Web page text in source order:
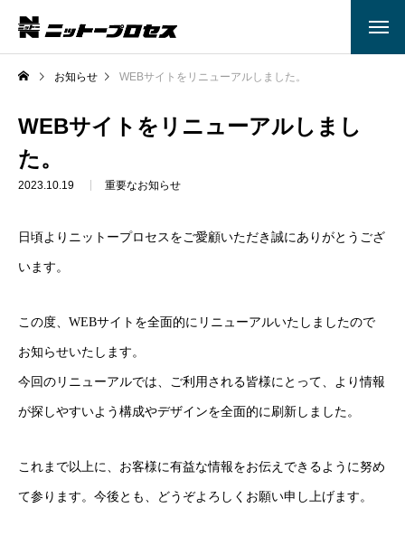
HOME
お知らせ WEBサイトをリニューアルしました。
WEBサイトをリニューアルしまし
た。
2023.10.19 重要なお知らせ
日頃よりニットープロセスをご愛顧いただき誠にありがとうござ
います。
この度、WEBサイトを全面的にリニューアルいたしましたので
お知らせいたします。
今回のリニューアルでは、ご利用される皆様にとって、より情報
が探しやすいよう構成やデザインを全面的に刷新しました。
これまで以上に、お客様に有益な情報をお伝えできるように努め
て参ります。今後とも、どうぞよろしくお願い申し上げます。